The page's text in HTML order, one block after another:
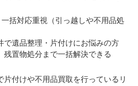
一括対応重視（引っ越しや不用品処
で遺品整理・片付けにお悩みの方
残置物処分まで一括解決できる
片付けや不用品買取を行っているリ